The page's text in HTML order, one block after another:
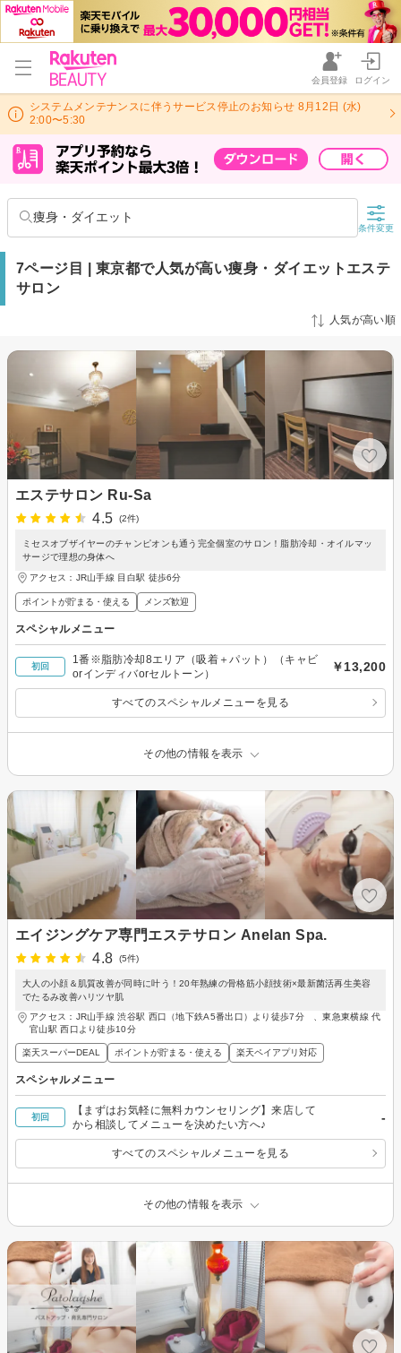
会員登録 ログイン
システムメンテナンスに伴うサービス停止のお知らせ 8月12日 (水)
2:00〜5:30
痩身・ダイエット
条件変更
7ページ目 | 東京都で人気が高い痩身・ダイエットエステ
サロン
人気が高い順
エステサロン Ru-Sa
4.5
(2件)
ミセスオブザイヤーのチャンピオンも通う完全個室のサロン！脂肪冷却・オイルマッ
サージで理想の身体へ
アクセス：JR山手線 目白駅 徒歩6分
ポイントが貯まる・使える メンズ歓迎
スペシャルメニュー
初回
1番※脂肪冷却8エリア（吸着＋パット）（キャビ
orインディバorセルトーン）
￥13,200
すべてのスペシャルメニューを見る
その他の情報を表示
エイジングケア専門エステサロン Anelan Spa.
4.8
(5件)
大人の小顔＆肌質改善が同時に叶う！20年熟練の骨格筋小顔技術×最新菌活再生美容
でたるみ改善ハリツヤ肌
アクセス：JR山手線 渋谷駅 西口（地下鉄A5番出口）より徒歩7分 、東急東横線 代
官山駅 西口より徒歩10分
楽天スーパーDEAL ポイントが貯まる・使える 楽天ペイアプリ対応
スペシャルメニュー
初回
【まずはお気軽に無料カウンセリング】来店して
から相談してメニューを決めたい方へ♪
-
すべてのスペシャルメニューを見る
その他の情報を表示